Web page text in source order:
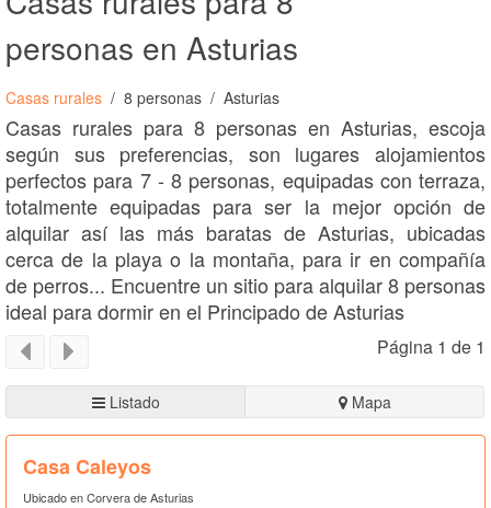
personas en Asturias
Casas rurales 8 personas Asturias
Casas rurales para 8 personas en Asturias, escoja
según sus preferencias, son lugares alojamientos
perfectos para 7 - 8 personas, equipadas con terraza,
totalmente equipadas para ser la mejor opción de
alquilar así las más baratas de Asturias, ubicadas
cerca de la playa o la montaña, para ir en compañía
de perros... Encuentre un sitio para alquilar 8 personas
ideal para dormir en el Principado de Asturias
Página 1 de 1
Listado Mapa
Casa Caleyos
Ubicado en Corvera de Asturias